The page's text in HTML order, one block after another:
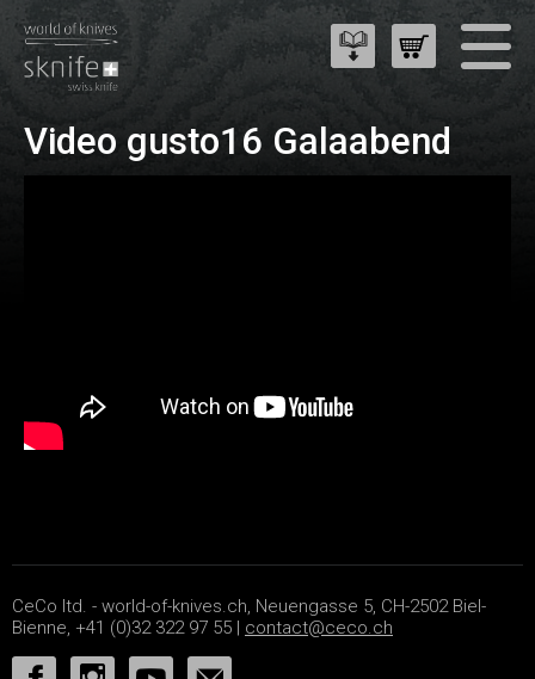
Video gusto16 Galaabend
CeCo ltd. - world-of-knives.ch, Neuengasse 5, CH-2502 Biel-
Bienne, +41 (0)32 322 97 55 | contact@ceco.ch